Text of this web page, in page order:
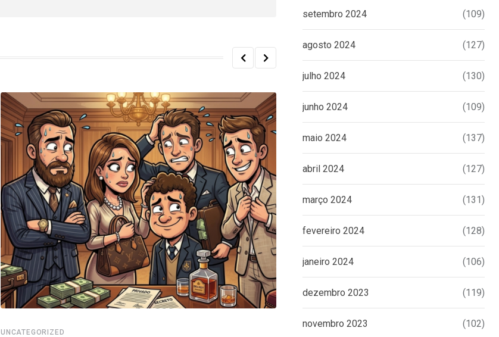
UNCATEGORIZED
setembro 2024 (109)
agosto 2024 (127)
julho 2024 (130)
junho 2024 (109)
maio 2024 (137)
abril 2024 (127)
março 2024 (131)
fevereiro 2024 (128)
janeiro 2024 (106)
dezembro 2023 (119)
novembro 2023 (102)